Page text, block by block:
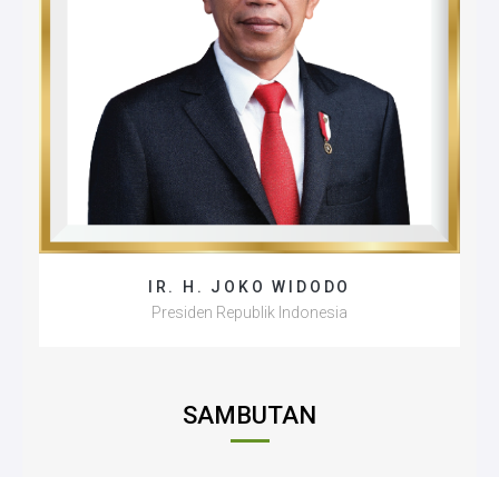
IR. H. JOKO WIDODO
Presiden Republik Indonesia
SAMBUTAN